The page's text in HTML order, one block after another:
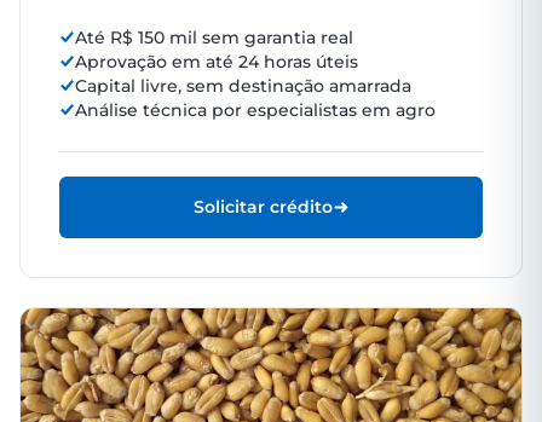
Até R$ 150 mil sem garantia real
Aprovação em até 24 horas úteis
Capital livre, sem destinação amarrada
Análise técnica por especialistas em agro
Solicitar crédito